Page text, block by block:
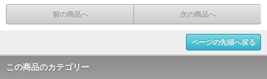
前の商品へ 次の商品へ
ページの先頭へ戻る
この商品のカテゴリー